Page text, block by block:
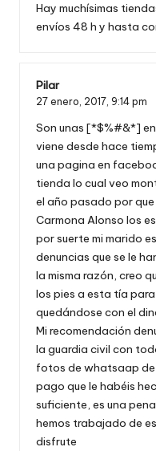
Hay muchísimas
envíos 48 h y hasta
Pilar
27 enero, 2017, 9:14 pm
Son unas [*$%#&*]
viene desde hace
una pagina en
tienda lo cual veo
el año pasado por
Carmona Alonso los
por suerte mi marido
denuncias que se le
la misma razón, creo
los pies a esta tía
quedándose con el
Mi recomendación
la guardia civil con
fotos de whatsaap
pago que le habéis
suficiente, es una
hemos trabajado de
disfrute